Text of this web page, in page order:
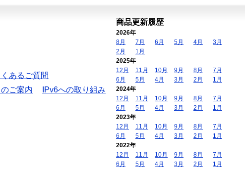
くあるご質問
ご案内
IPv6への取り組み
商品更新履歴
2026年
8月
7月 6月 5月 4月
3月
2月
1月
2025年
12月
11月 10月 9月 8月
7月
6月
5月 4月 3月 2月
1月
2024年
12月
11月 10月 9月 8月
7月
6月
5月 4月 3月 2月
1月
2023年
12月
11月 10月 9月 8月
7月
6月
5月 4月 3月 2月
1月
2022年
12月
11月 10月 9月 8月
7月
6月
5月 4月 3月 2月
1月